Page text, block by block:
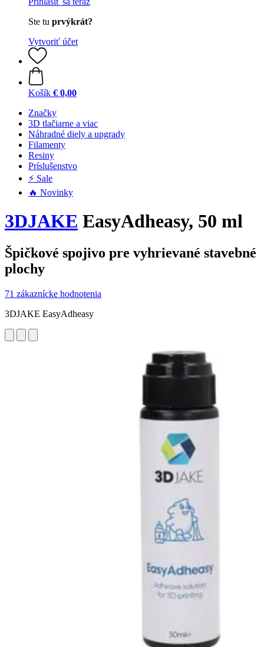
Ste tu prvýkrát?
Vytvoriť účet
Košík € 0,00
Značky
3D tlačiarne a viac
Náhradné diely a upgrady
Filamenty
Resiny
Príslušenstvo
⚡ Sale
🔥 Novinky
3DJAKE EasyAdheasy, 50 ml
Špičkové spojivo pre vyhrievané stavebné
plochy
71 zákaznícke hodnotenia
3DJAKE EasyAdheasy